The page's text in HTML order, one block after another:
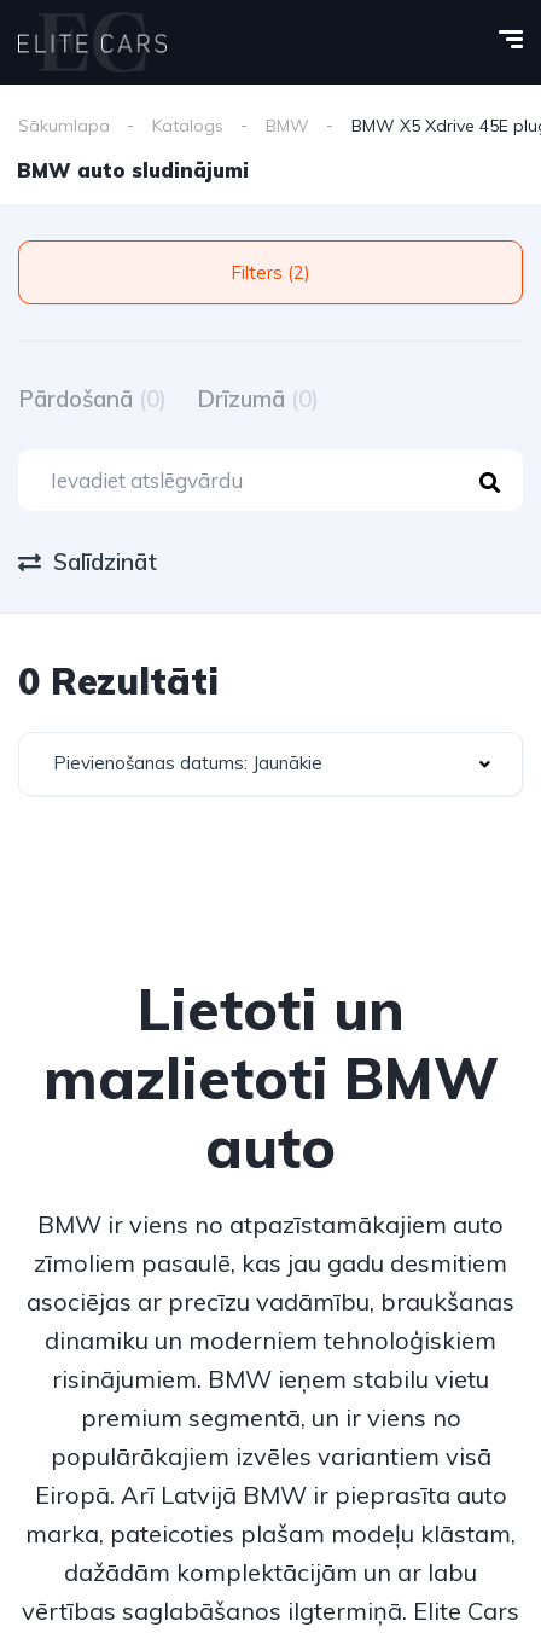
Sākumlapa Katalogs BMW BMW X5 Xdrive 45E
BMW auto sludinājumi
Filters (2)
Pārdošanā (0) Drīzumā (0)
Salīdzināt
0 Rezultāti
Pievienošanas datums: Jaunākie
Lietoti un
mazlietoti BMW
auto
BMW ir viens no atpazīstamākajiem auto
zīmoliem pasaulē, kas jau gadu desmitiem
asociējas ar precīzu vadāmību, braukšanas
dinamiku un moderniem tehnoloģiskiem
risinājumiem. BMW ieņem stabilu vietu
premium segmentā, un ir viens no
populārākajiem izvēles variantiem visā
Eiropā. Arī Latvijā BMW ir pieprasīta auto
marka, pateicoties plašam modeļu klāstam,
dažādām komplektācijām un ar labu
vērtības saglabāšanos ilgtermiņā. Elite Cars